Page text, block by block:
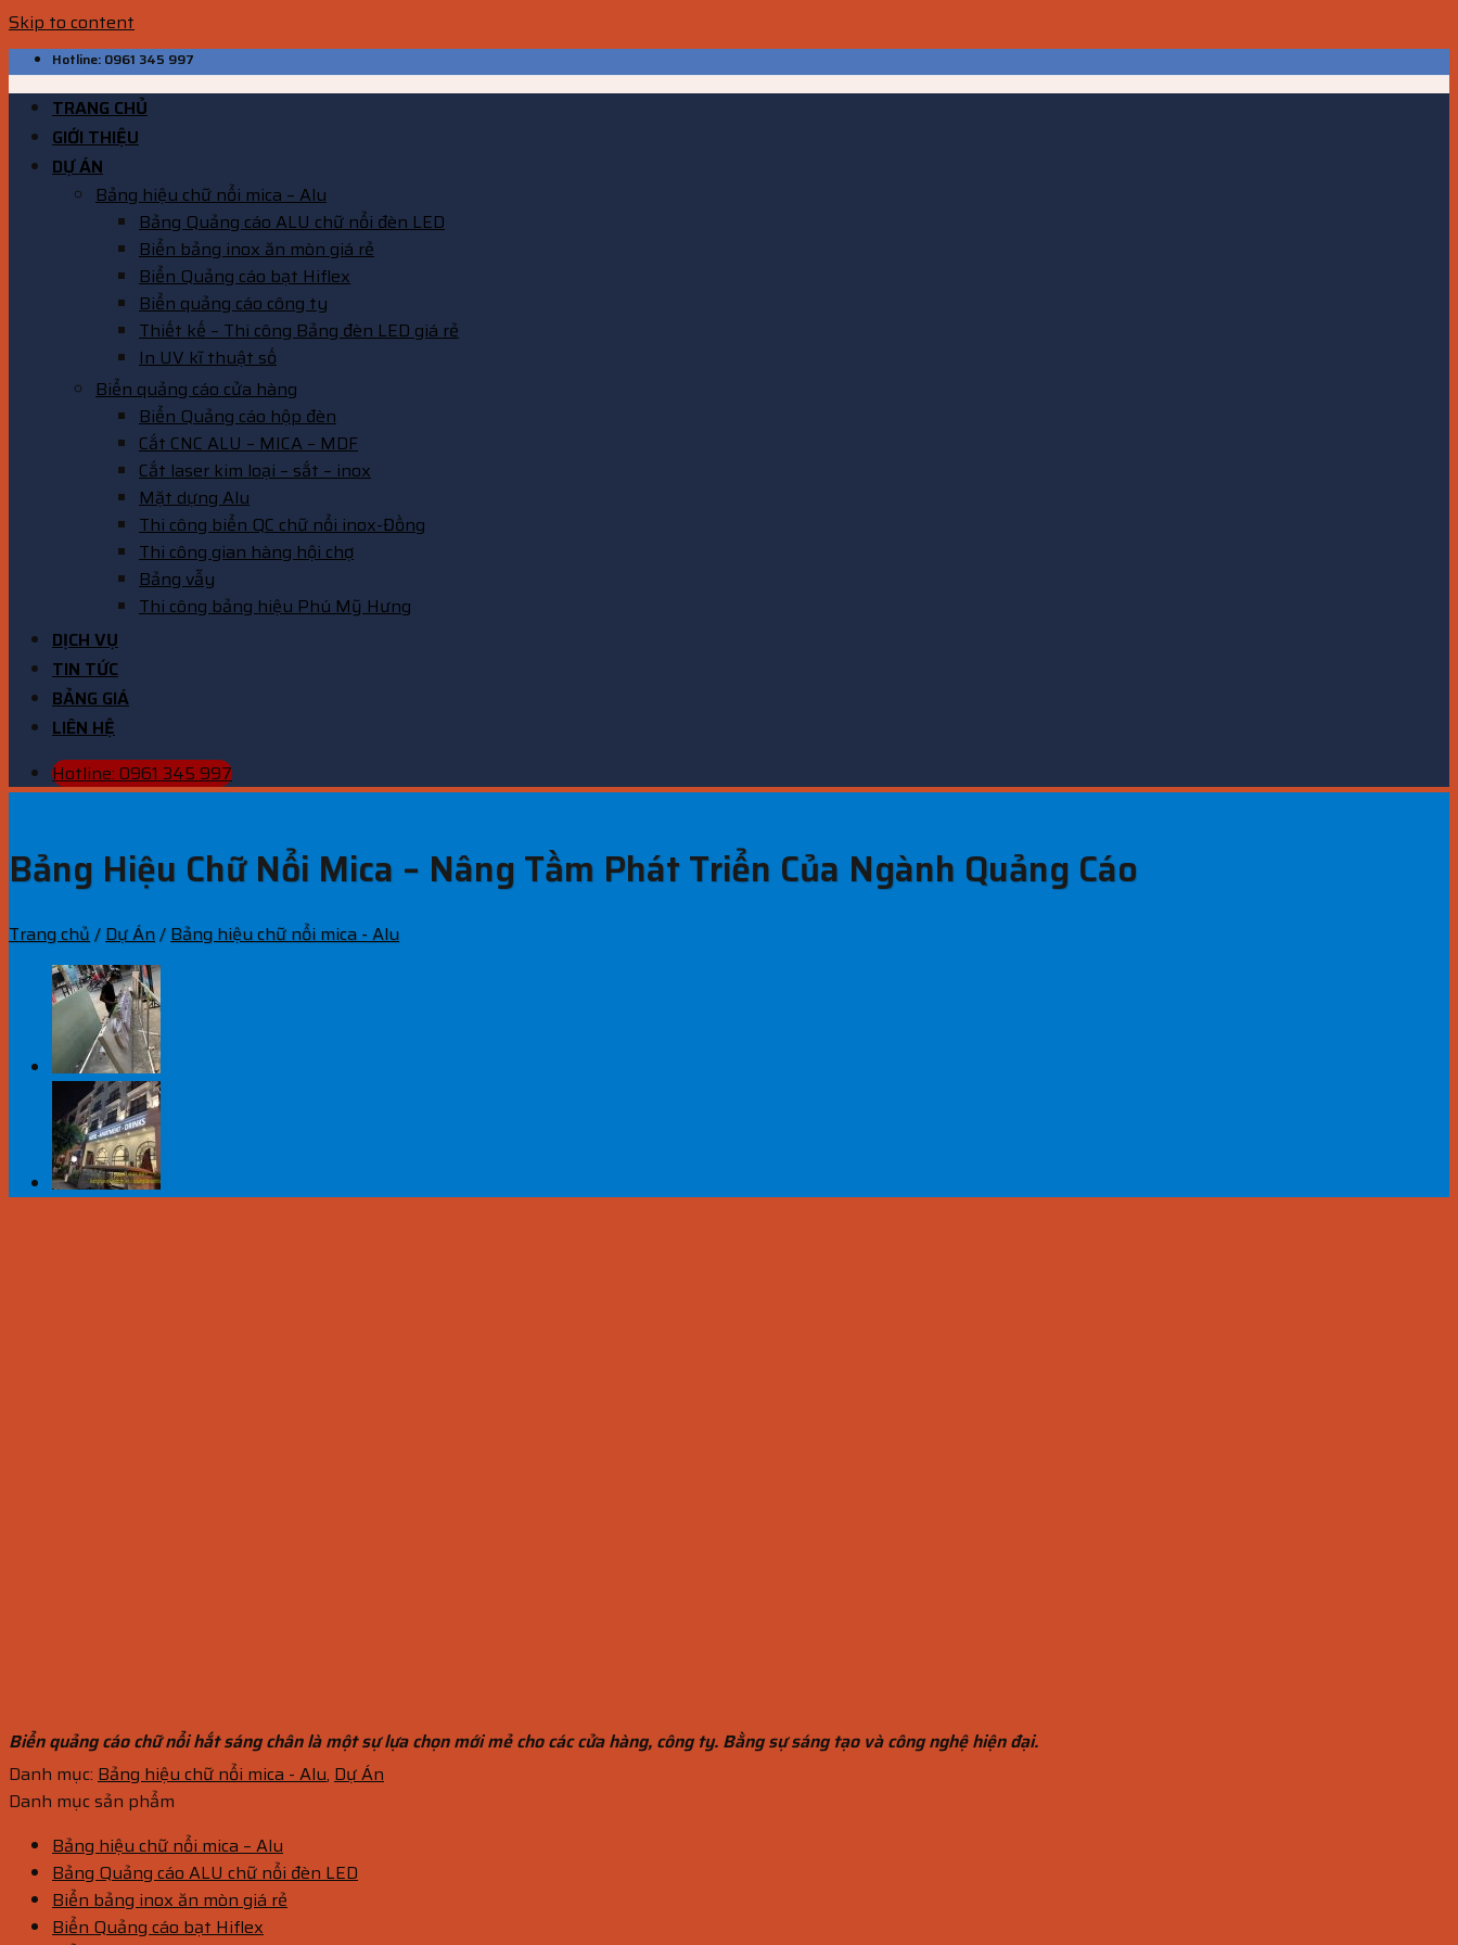
Skip to content
Hotline: 0961 345 997
TRANG CHỦ
GIỚI THIỆU
DỰ ÁN
Bảng hiệu chữ nổi mica – Alu
Bảng Quảng cáo ALU chữ nổi đèn LED
Biển bảng inox ăn mòn giá rẻ
Biển Quảng cáo bạt Hiflex
Biển quảng cáo công ty
Thiết kế – Thi công Bảng đèn LED giá rẻ
In UV kĩ thuật số
Biển quảng cáo cửa hàng
Biển Quảng cáo hộp đèn
Cắt CNC ALU – MICA – MDF
Cắt laser kim loại – sắt – inox
Mặt dựng Alu
Thi công biển QC chữ nổi inox-Đồng
Thi công gian hàng hội chợ
Bảng vẫy
Thi công bảng hiệu Phú Mỹ Hưng
DỊCH VỤ
TIN TỨC
BẢNG GIÁ
LIÊN HỆ
Hotline: 0961 345 997
Bảng Hiệu Chữ Nổi Mica – Nâng Tầm Phát Triển Của Ngành Quảng Cáo
Trang chủ / Dự Án/ Bảng hiệu chữ nổi mica - Alu
Biển quảng cáo chữ nổi hắt sáng chân là một sự lựa chọn mới mẻ cho các cửa hàng, công ty. Bằng sự sáng tạo và công nghệ hiện đại.
Danh mục: Bảng hiệu chữ nổi mica - Alu, Dự Án
Danh mục sản phẩm
Bảng hiệu chữ nổi mica – Alu
Bảng Quảng cáo ALU chữ nổi đèn LED
Biển bảng inox ăn mòn giá rẻ
Biển Quảng cáo bạt Hiflex